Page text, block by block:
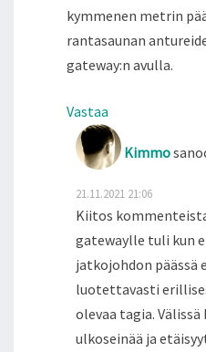
kymmenen metrin
rantasaunan
gateway:n avulla.
Vastaa
Kimmo
21.11.2021 21:06
Kiitos
gatewaylle tuli kun
jatkojohdon päässä
luotettavasti
olevaa tagia.
ulkoseinää ja